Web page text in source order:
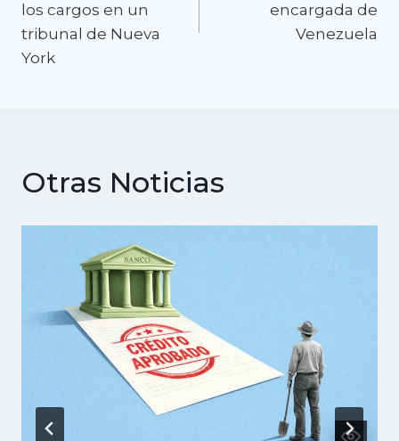
entradas
los cargos en un
tribunal de Nueva
York
encargada de
Venezuela
Otras Noticias